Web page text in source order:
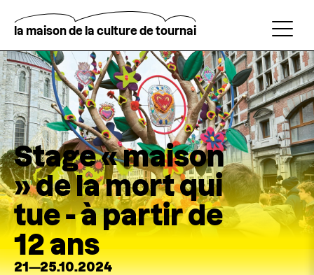
contenu
principal
la maison de la culture de tournai
Rechercher
Stage « maison
» de la mort qui
tue - à partir de
12 ans
21—25.10.2024